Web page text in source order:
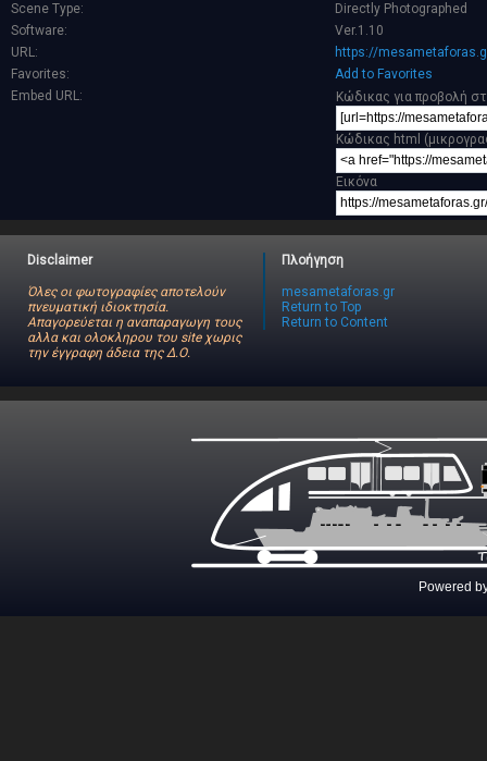
Scene Type:
Directly Photographed
Software:
Ver.1.10
URL:
https://
Favorites:
Add to Favorites
Embed URL:
Κώδικας για προβολή
Κώδικας html
Εικόνα
Disclaimer
Όλες οι φωτογραφίες αποτελούν
πνευματική ιδιοκτησία.
Απαγορεύεται η αναπαραγωγη τους
αλλα και ολοκληρου του site χωρις
την έγγραφη άδεια της Δ.Ο.
Πλοήγηση
mesametaforas.gr
Return to Top
Return to Content
Powered